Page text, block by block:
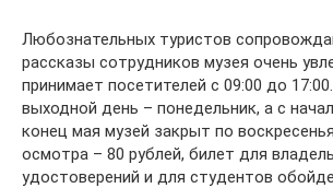
Любознательных туристов
рассказы сотрудников музея очень
принимает посетителей с 09:00 до
выходной день – понедельник, а с
конец мая музей закрыт по
осмотра – 80 рублей, билет для
удостоверений и для студентов